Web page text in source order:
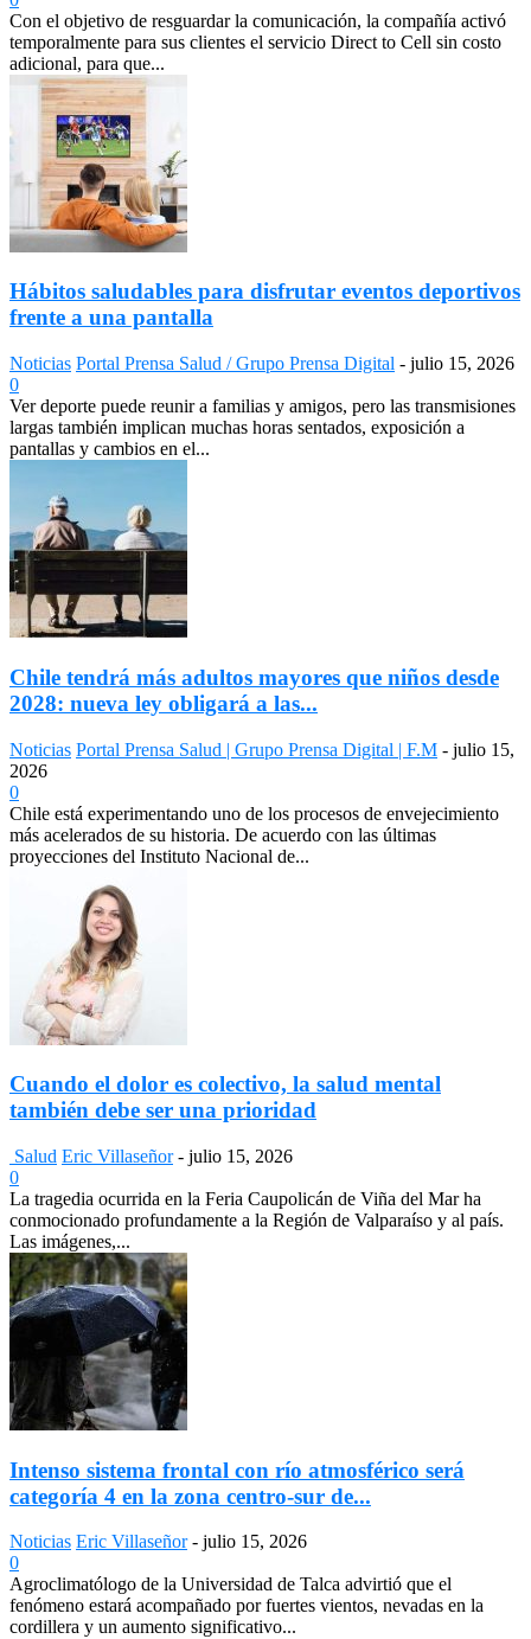
Con el objetivo de resguardar la comunicación, la compañía activó
temporalmente para sus clientes el servicio Direct to Cell sin costo
adicional, para que...
Hábitos saludables para disfrutar eventos deportivos
frente a una pantalla
Noticias Portal Prensa Salud / Grupo Prensa Digital - julio 15, 2026
0
Ver deporte puede reunir a familias y amigos, pero las transmisiones
largas también implican muchas horas sentados, exposición a
pantallas y cambios en el...
Chile tendrá más adultos mayores que niños desde
2028: nueva ley obligará a las...
Noticias Portal Prensa Salud | Grupo Prensa Digital | F.M - julio 15,
2026
0
Chile está experimentando uno de los procesos de envejecimiento
más acelerados de su historia. De acuerdo con las últimas
proyecciones del Instituto Nacional de...
Cuando el dolor es colectivo, la salud mental
también debe ser una prioridad
Salud Eric Villaseñor - julio 15, 2026
0
La tragedia ocurrida en la Feria Caupolicán de Viña del Mar ha
conmocionado profundamente a la Región de Valparaíso y al país.
Las imágenes,...
Intenso sistema frontal con río atmosférico será
categoría 4 en la zona centro-sur de...
Noticias Eric Villaseñor - julio 15, 2026
0
Agroclimatólogo de la Universidad de Talca advirtió que el
fenómeno estará acompañado por fuertes vientos, nevadas en la
cordillera y un aumento significativo...